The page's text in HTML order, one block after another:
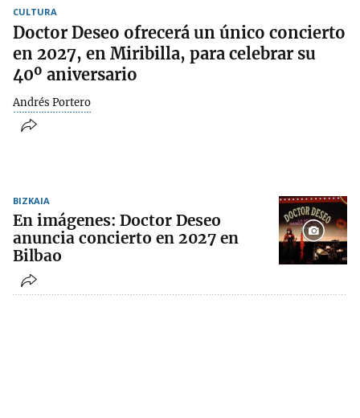
CULTURA
Doctor Deseo ofrecerá un único concierto
en 2027, en Miribilla, para celebrar su
40º aniversario
Andrés Portero
BIZKAIA
En imágenes: Doctor Deseo
anuncia concierto en 2027 en
Bilbao